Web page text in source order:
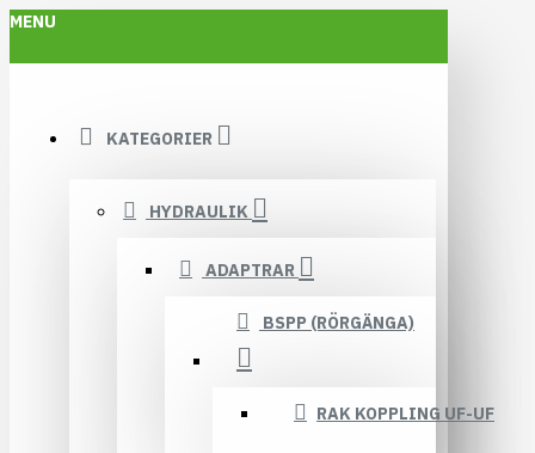
MENU
KATEGORIER
HYDRAULIK
ADAPTRAR
BSPP (RÖRGÄNGA)
RAK KOPPLING UF-UF